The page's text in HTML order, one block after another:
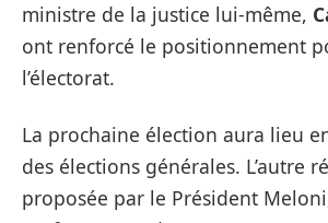
ministre de la justice lui-même,
ont renforcé le positionnement
l’électorat.
La prochaine élection aura lieu
des élections générales. L’autre
proposée par le Président